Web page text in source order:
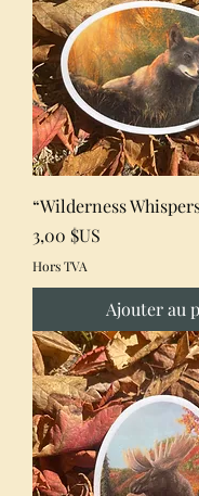
“Wilderness
Prix
3,00 $US
Hors TVA
Ajouter au